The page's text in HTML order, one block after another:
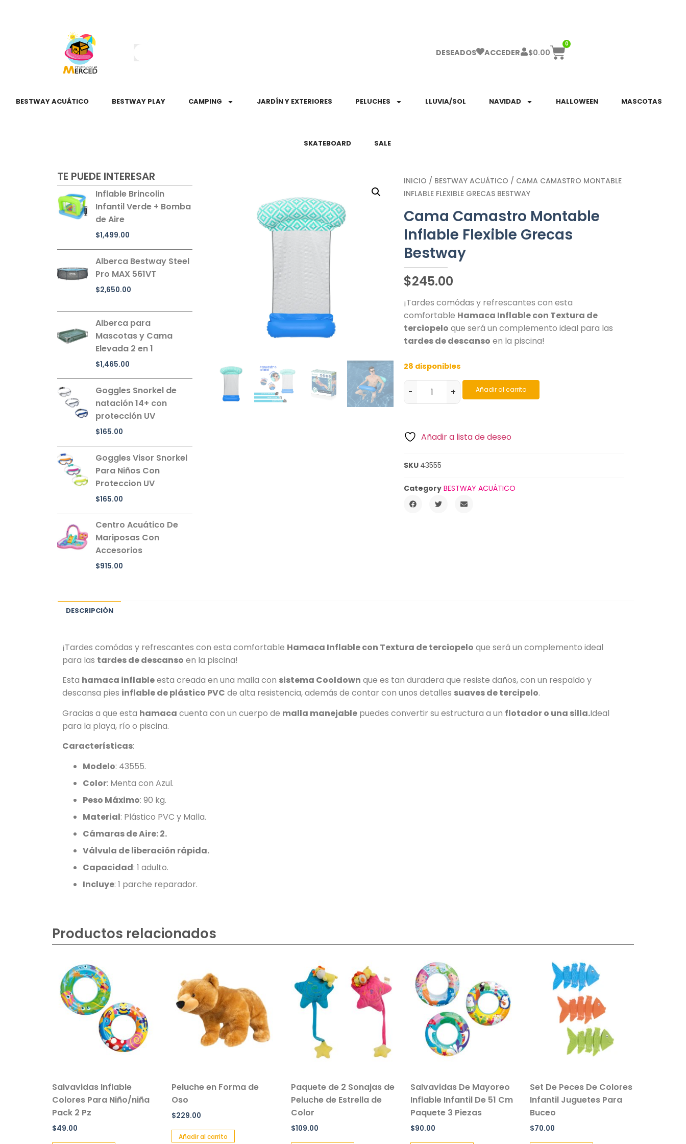
DESEADOS ACCEDER $0.00
0
BESTWAY ACUÁTICO BESTWAY PLAY CAMPING JARDÍN Y EXTERIORES PELUCHES LLUVIA/SOL NAVIDAD HALLOWEEN MASCOTAS
SKATEBOARD SALE
TE PUEDE INTERESAR
Inflable Brincolin
Infantil Verde + Bomba
de Aire
$1,499.00
Alberca Bestway Steel
Pro MAX 561VT
$2,650.00
Alberca para
Mascotas y Cama
Elevada 2 en 1
$1,465.00
Goggles Snorkel de
natación 14+ con
protección UV
$165.00
Goggles Visor Snorkel
Para Niños Con
Proteccion UV
$165.00
Centro Acuático De
Mariposas Con
Accesorios
$915.00
INICIO / BESTWAY ACUÁTICO / CAMA CAMASTRO MONTABLE
INFLABLE FLEXIBLE GRECAS BESTWAY
Cama Camastro Montable
Inflable Flexible Grecas
Bestway
$245.00
¡Tardes comódas y refrescantes con esta
comfortable Hamaca Inflable con Textura de
terciopelo que será un complemento ideal para las
tardes de descanso en la piscina!
28 disponibles
- + Añadir al carrito
Añadir a lista de deseo
SKU 43555
Category BESTWAY ACUÁTICO
DESCRIPCIÓN
¡Tardes comódas y refrescantes con esta comfortable Hamaca Inflable con Textura de terciopelo que será un complemento ideal
para las tardes de descanso en la piscina!
Esta hamaca inflableesta creada en una malla con sistema Cooldown que es tan duradera que resiste daños, con un respaldo y
descansa pies inflable de plástico PVC de alta resistencia, además de contar con unos detalles suaves de tercipelo.
Gracias a que esta hamaca cuenta con un cuerpo de malla manejable puedes convertir su estructura a un flotador o una silla.Ideal
para la playa, río o piscina.
Características:
Modelo: 43555.
Color: Menta con Azul.
Peso Máximo: 90 kg.
Material: Plástico PVC y Malla.
Cámaras de Aire: 2.
Válvula de liberación rápida.
Capacidad: 1 adulto.
Incluye: 1 parche reparador.
Productos relacionados
Salvavidas Inflable
Colores Para Niño/niña
Peluche en Forma de
Oso
Añadir al carrito
Paquete de 2 Sonajas de
Peluche de Estrella de
Salvavidas De Mayoreo
Inflable Infantil De 51 Cm
Paquete 3 Piezas
Set De Peces De Colores
Infantil Juguetes Para
Paraguas de
Sistema Manual